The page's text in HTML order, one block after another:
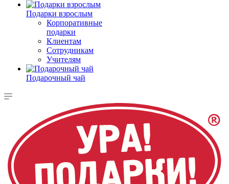
Подарки взрослым
Корпоративные
подарки
Клиентам
Сотрудникам
Учителям
Подарочный чай